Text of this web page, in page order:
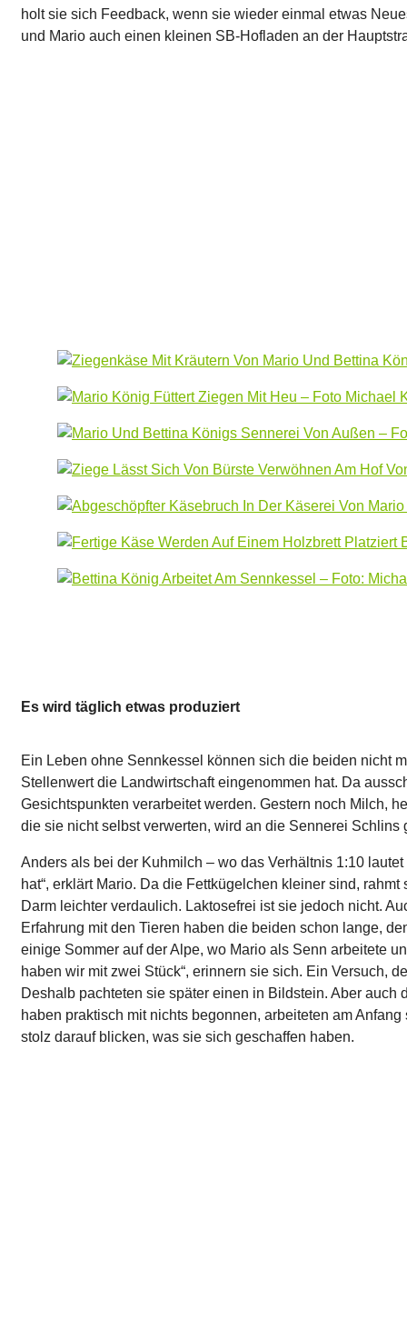
holt sie sich Feedback, wenn sie wieder einmal etwas
und Mario auch einen kleinen SB-Hofladen an der
Es wird täglich etwas produziert
Ein Leben ohne Sennkessel können sich die beiden nicht
Stellenwert die Landwirtschaft eingenommen hat. Da
Gesichtspunkten verarbeitet werden. Gestern noch Milch,
die sie nicht selbst verwerten, wird an die Sennerei Schlins
Anders als bei der Kuhmilch – wo das Verhältnis 1:10
hat“, erklärt Mario. Da die Fettkügelchen kleiner sind,
Darm leichter verdaulich. Laktosefrei ist sie jedoch nicht.
Erfahrung mit den Tieren haben die beiden schon lange,
einige Sommer auf der Alpe, wo Mario als Senn arbeitete
haben wir mit zwei Stück“, erinnern sie sich. Ein Versuch,
Deshalb pachteten sie später einen in Bildstein. Aber
haben praktisch mit nichts begonnen, arbeiteten am
stolz darauf blicken, was sie sich geschaffen haben.